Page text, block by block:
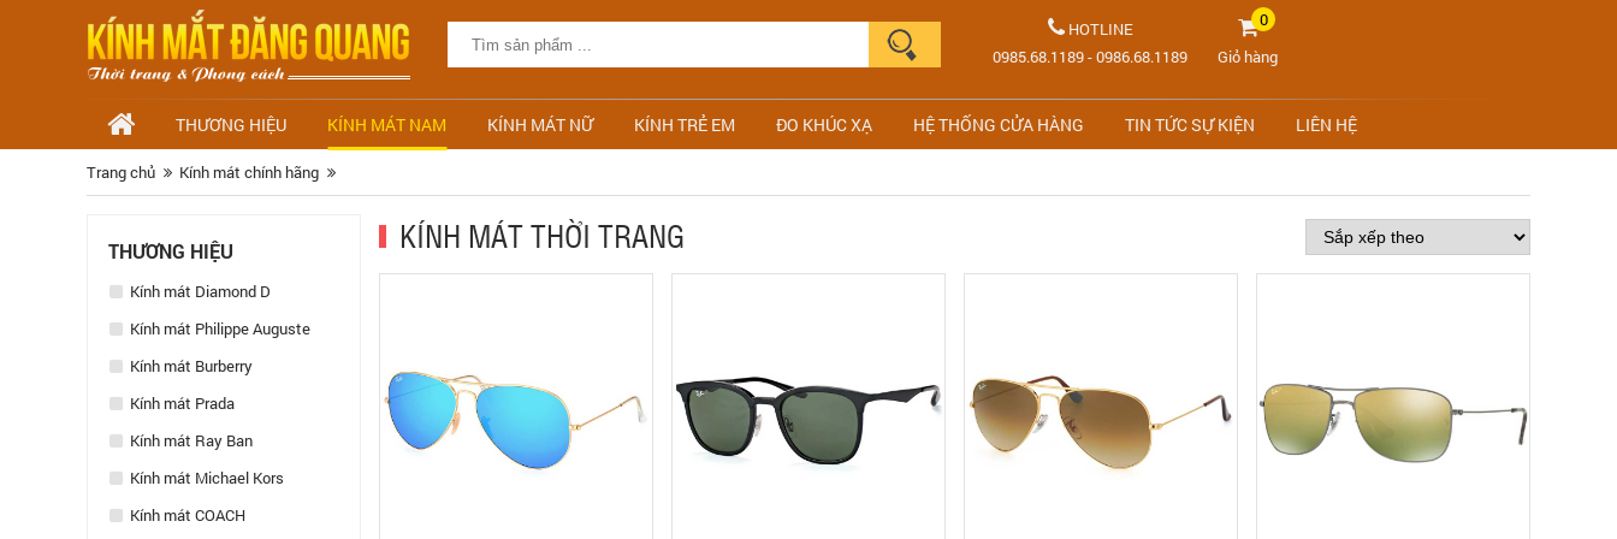
HOTLINE
0985.68.1189-0986.68.1189
0
Giỏ hàng
THƯƠNG HIỆU KÍNH MÁT NAM KÍNH MÁT NỮ KÍNH TRẺ EM ĐO KHÚC XẠ HỆ THỐNG CỬA HÀNG TIN TỨC SỰ KIỆN LIÊN HỆ
Trang chủ Kính mát chính hãng
THƯƠNG HIỆU
Kính mát Diamond D
Kính mát Philippe Auguste
Kính mát Burberry
Kính mát Prada
Kính mát Ray Ban
Kính mát Michael Kors
Kính mát COACH
KÍNH MÁT THỜI TRANG